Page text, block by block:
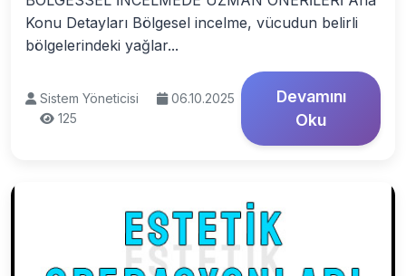
Konu Detayları Bölgesel incelme, vücudun belirli
bölgelerindeki yağlar...
Sistem Yöneticisi
06.10.2025
125
Devamını
Oku